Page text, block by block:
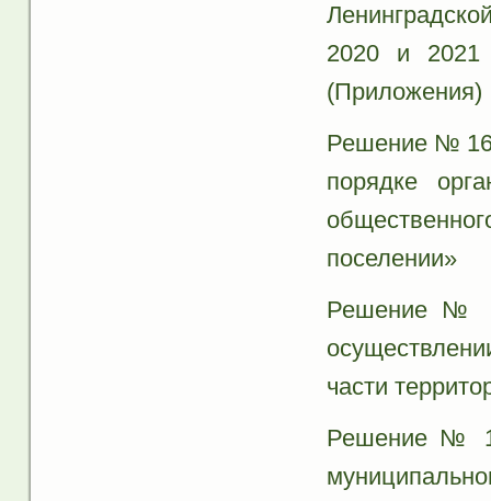
2020 и 2021
(Приложения)
Решение №
порядке
поселении»
Решение №
части
Решение №